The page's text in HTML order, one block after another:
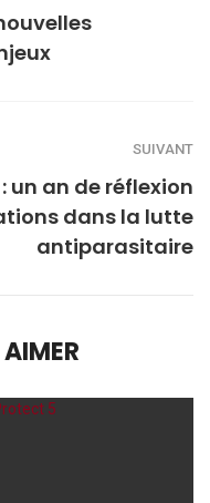
SUIVANT
un an de réflexion
dans la lutte
antiparasitaire